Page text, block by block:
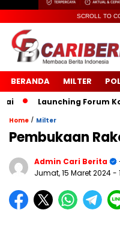
SCROLL TO
BERANDA MILTER
Launching Forum
Home / Milter
Pembukaan
Admin Cari Berita
Jumat, 15 Maret 2024-